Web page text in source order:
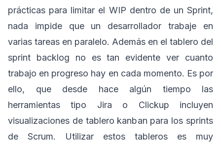
prácticas para limitar el WIP dentro de un Sprint,
nada impide que un desarrollador trabaje en
varias tareas en paralelo. Además en el tablero del
sprint backlog no es tan evidente ver cuanto
trabajo en progreso hay en cada momento. Es por
ello, que desde hace algún tiempo las
herramientas tipo Jira o Clickup incluyen
visualizaciones de tablero kanban para los sprints
de Scrum. Utilizar estos tableros es muy